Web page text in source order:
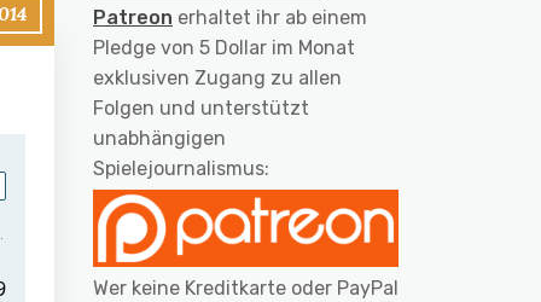
Patreon erhaltet ihr ab einem
Pledge von 5 Dollar im Monat
exklusiven Zugang zu allen
Folgen und unterstützt
unabhängigen
Spielejournalismus:
Wer keine Kreditkarte oder PayPal